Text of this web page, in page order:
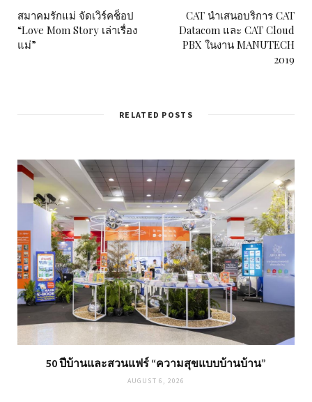
สมาคมรักแม่ จัดเวิร์คช็อป
“Love Mom Story เล่าเรื่อง
แม่”
CAT นำเสนอบริการ CAT
Datacom และ CAT Cloud
PBX ในงาน MANUTECH
2019
RELATED POSTS
50 ปีบ้านและสวนแฟร์ “ความสุขแบบบ้านบ้าน”
AUGUST 6, 2026